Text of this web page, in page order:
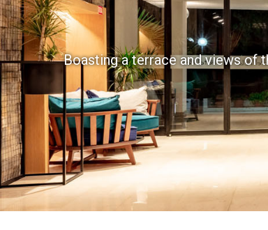
Boasting a terrace and views of